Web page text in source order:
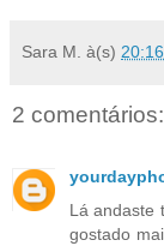
Sara M. à(s) 20:16
2 comentários:
Lá andaste
gostado